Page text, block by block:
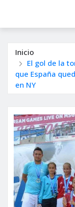
Inicio
El gol de la
que España
en NY